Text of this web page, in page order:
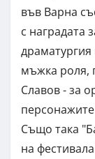
във Варна
с наградата
драматургия
мъжка роля,
Славов - за
Също така
на